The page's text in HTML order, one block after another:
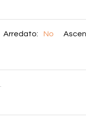
Arredato: No